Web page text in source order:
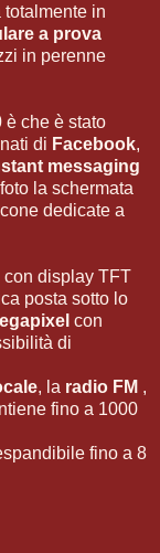
in
a prova
in perenne
è che è stato
di Facebook,
messaging
la schermata
dedicate a
display TFT
posta sotto lo
con
di
, la radio FM ,
fino a 1000
fino a 8